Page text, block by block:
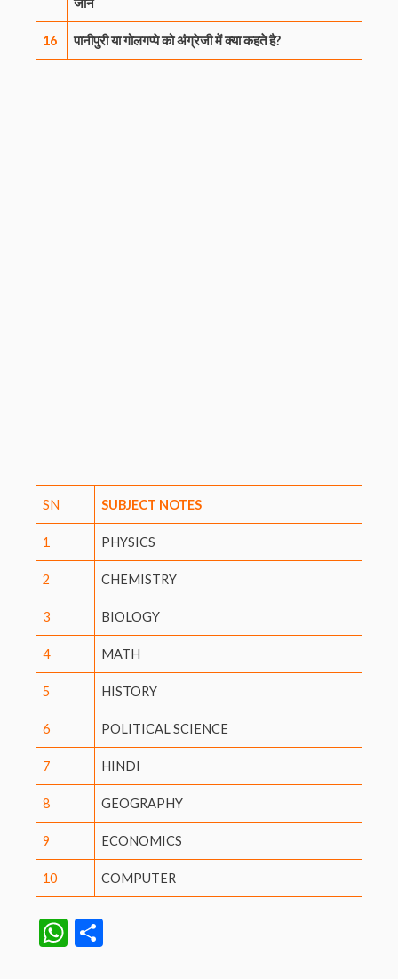
16 पानीपुरी या गोलगप्पे को अंग्रेजी में क्या कहते है?
SN SUBJECT NOTES
1 PHYSICS
2 CHEMISTRY
3 BIOLOGY
4 MATH
5 HISTORY
6 POLITICAL SCIENCE
7 HINDI
8 GEOGRAPHY
9 ECONOMICS
10 COMPUTER
W
h h